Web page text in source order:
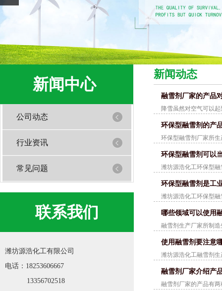
新闻中心
公司动态
行业资讯
常见问题
联系我们
潍坊源浩化工有限公司
电话：18253606667
13356702518
新闻动态
融雪剂厂家的产品
降雪虽然对空气可以
环保型融雪剂的产
环保型融雪剂厂家所
环保型融雪剂可以
潍坊源浩化工环保型
环保型融雪剂是工
潍坊源浩化工环保型
哪些领域可以使用
融雪剂生产厂家所制
使用融雪剂要注意
潍坊源浩化工融雪剂
融雪剂厂家介绍产
融雪剂厂家的产品有